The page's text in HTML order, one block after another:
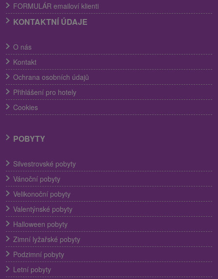
FORMULÁR emailoví klienti
KONTAKTNÍ ÚDAJE
O nás
Kontakt
Ochrana osobních údajů
Přihlášení pro hotely
Cookies
POBYTY
Silvestrovské pobyty
Vánoční pobyty
Velikonoční pobyty
Valentýnské pobyty
Halloween pobyty
Zimní lyžařské pobyty
Podzimní pobyty
Letní pobyty